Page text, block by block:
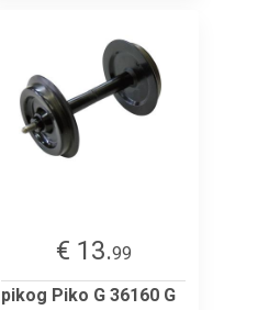
€ 13.99
pikog Piko G 36160 G